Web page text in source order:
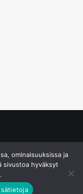
ominaisuuksissa ja
sivustoa hyväksyt